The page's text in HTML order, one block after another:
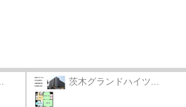
茨木グランドハイツ...